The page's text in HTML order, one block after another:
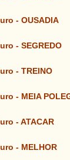
- OUSADIA
- SEGREDO
- TREINO
- MEIA
- ATACAR
- MELHOR